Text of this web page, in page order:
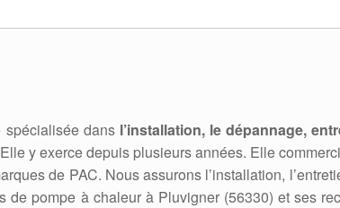
spécialisée dans l’installation, le dépannage,
y exerce depuis plusieurs années. Elle
de PAC. Nous assurons l’installation,
de pompe à chaleur à Pluvigner (56330) et ses